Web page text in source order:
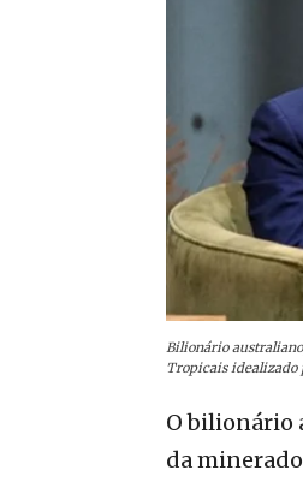
Bilionário
Tropicais idealizado
O bilionário
da